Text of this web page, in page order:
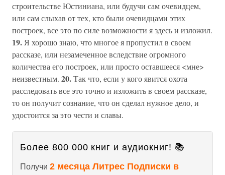
строительстве Юстиниана, или будучи сам очевидцем,
или сам слыхав от тех, кто были очевидцами этих
построек, все это по силе возможности я здесь и изложил.
19. Я хорошо знаю, что многое я пропустил в своем
рассказе, или незамеченное вследствие огромного
количества его построек, или просто оставшееся <мне>
неизвестным. 20.Так что, если у кого явится охота
расследовать все это точно и изложить в своем рассказе,
то он получит сознание, что он сделал нужное дело, и
удостоится за это чести и славы.
Более 800 000 книг и аудиокниг! 📚
Получи 2 месяца Литрес Подписки в